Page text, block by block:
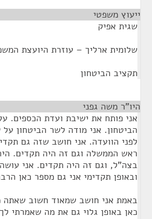
ייעוץ משפטי
שגית אפיק
שלומית ארליך – עוזרת היועצת
תקציב הביטחון
היו"ר משה גפני
אני פותח את ישיבת ועדת הכספים.
הביטחון. אני מודה לשר הביטחון
לפני הוועדה. אני חושב שזה גם
ראש הממשלה וגם זה היה תקדים.
בצה"ל, וגם זה היה תקדים. אני
ובאופן תקדימי אני גם מספר כאן
באמת אני חושב שמאוד חשוב שאתה
כאן באופן גלוי גם את מה שאמרתי